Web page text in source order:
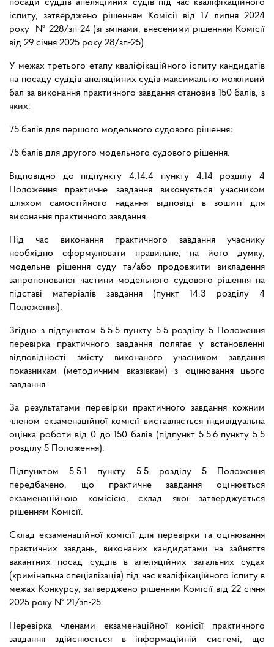
посади суддів апеляційних судів під час кваліфікаційного
іспиту, затверджено рішенням Комісії від 17 липня 2024
року № 228/зп-24 (зі змінами, внесеними рішенням Комісії
від 29 січня 2025 року 28/зп-25).
У межах третього етапу кваліфікаційного іспиту кандидатів
на посаду суддів апеляційних судів максимально можливий
бал за виконання практичного завдання становив 150 балів, з
яких:
75 балів для першого модельного судового рішення;
75 балів для другого модельного судового рішення.
Відповідно до підпункту 4.14.4 пункту 4.14 розділу 4
Положення практичне завдання виконується учасником
шляхом самостійного надання відповіді в зошиті для
виконання практичного завдання.
Під час виконання практичного завдання учаснику
необхідно сформулювати правильне, на його думку,
модельне рішення суду та/або продовжити викладення
запропонованої частини модельного судового рішення на
підставі матеріалів завдання (пункт 14.3 розділу 4
Положення).
Згідно з підпунктом 5.5.5 пункту 5.5 розділу 5 Положення
перевірка практичного завдання полягає у встановленні
відповідності змісту виконаного учасником завдання
показникам (методичним вказівкам) з оцінювання цього
завдання.
За результатами перевірки практичного завдання кожним
членом екзаменаційної комісії виставляється індивідуальна
оцінка роботи від 0 до 150 балів (підпункт 5.5.6 пункту 5.5
розділу 5 Положення).
Підпунктом 5.5.1 пункту 5.5 розділу 5 Положення
передбачено, що практичне завдання оцінюється
екзаменаційною комісією, склад якої затверджується
рішенням Комісії.
Склад екзаменаційної комісії для перевірки та оцінювання
практичних завдань, виконаних кандидатами на зайняття
вакантних посад суддів в апеляційних загальних судах
(кримінальна спеціалізація) під час кваліфікаційного іспиту в
межах Конкурсу, затверджено рішенням Комісії від 22 січня
2025 року № 21/зп-25.
Перевірка членами екзаменаційної комісії практичного
завдання здійснюється в інформаційній системі, що